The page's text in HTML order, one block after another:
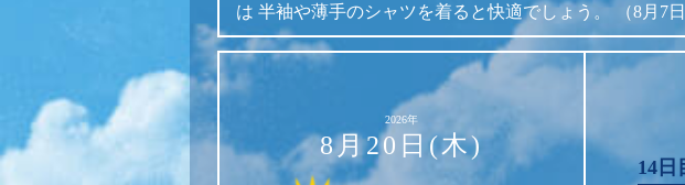
は 半袖や薄手のシャツを着ると快適でしょう。 （8月7
2026年
8月20日(木)
14日